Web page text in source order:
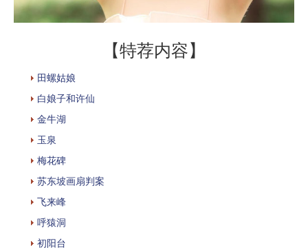
【特荐内容】
田螺姑娘
白娘子和许仙
金牛湖
玉泉
梅花碑
苏东坡画扇判案
飞来峰
呼猿洞
初阳台